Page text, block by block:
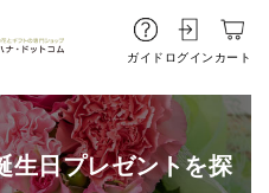
ガイド ログイン カート
生日プレゼントを探